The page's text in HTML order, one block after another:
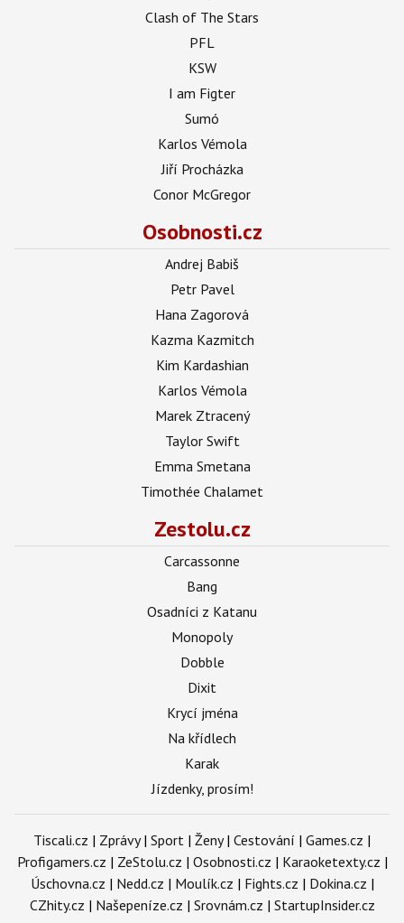
Clash of The Stars
PFL
KSW
I am Figter
Sumó
Karlos Vémola
Jiří Procházka
Conor McGregor
Osobnosti.cz
Andrej Babiš
Petr Pavel
Hana Zagorová
Kazma Kazmitch
Kim Kardashian
Karlos Vémola
Marek Ztracený
Taylor Swift
Emma Smetana
Timothée Chalamet
Zestolu.cz
Carcassonne
Bang
Osadníci z Katanu
Monopoly
Dobble
Dixit
Krycí jména
Na křídlech
Karak
Jízdenky, prosím!
Tiscali.cz | Zprávy| Sport | Ženy| Cestování | Games.cz |
Profigamers.cz | ZeStolu.cz | Osobnosti.cz | Karaoketexty.cz |
Úschovna.cz | Nedd.cz | Moulík.cz | Fights.cz | Dokina.cz |
CZhity.cz | Našepeníze.cz | Srovnám.cz | StartupInsider.cz